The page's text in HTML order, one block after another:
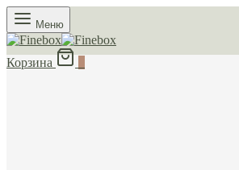
Меню
Корзина